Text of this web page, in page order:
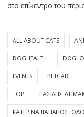
στο επίκεντρο του
ALL ABOUT CATS
DOGHEALTH
EVENTS PETCARE
TOP ΒΑΣΊΛΗΣ
ΚΑΤΕΡΊΝΑ